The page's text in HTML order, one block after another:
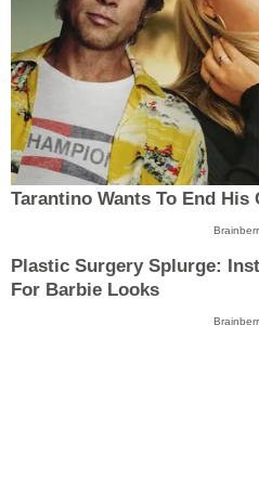
Tarantino Wants To End
Plastic Surgery Splurge:
For Barbie Looks